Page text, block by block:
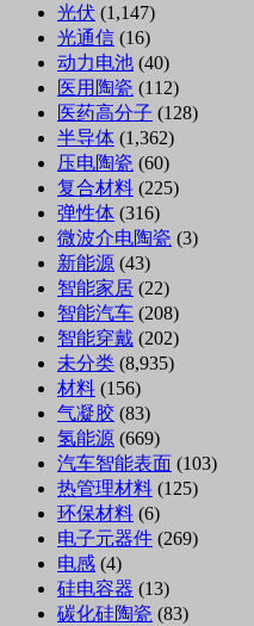
光伏 (1,147)
光通信 (16)
动力电池 (40)
医用陶瓷 (112)
医药高分子 (128)
半导体 (1,362)
压电陶瓷 (60)
复合材料 (225)
弹性体 (316)
微波介电陶瓷 (3)
新能源 (43)
智能家居 (22)
智能汽车 (208)
智能穿戴 (202)
未分类 (8,935)
材料 (156)
气凝胶 (83)
氢能源 (669)
汽车智能表面 (103)
热管理材料 (125)
环保材料 (6)
电子元器件 (269)
电感 (4)
硅电容器 (13)
碳化硅陶瓷 (83)